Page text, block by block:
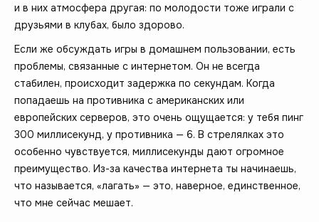
и в них атмосфера другая: по молодости тоже играли с
друзьями в клубах, было здорово.
Если же обсуждать игры в домашнем пользовании, есть
проблемы, связанные с интернетом. Он не всегда
стабилен, происходит задержка по секундам. Когда
попадаешь на противника с американских или
европейских серверов, это очень ощущается: у тебя пинг
300 миллисекунд, у противника — 6. В стрелялках это
особенно чувствуется, миллисекунды дают огромное
преимущество. Из-за качества интернета ты начинаешь,
что называется, «лагать» — это, наверное, единственное,
что мне сейчас мешает.